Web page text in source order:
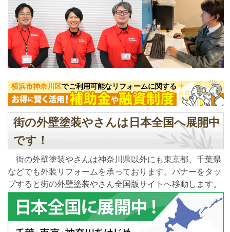
横浜市神奈川区でご利用可能なリフォームに関する
街の外壁塗装やさんは日本全国へ展開中
です！
街の外壁塗装やさんは神奈川県以外にも東京都、千葉県
などでも外装リフォームを承っております。バナーをタッ
プすると街の外壁塗装やさん全国版サイトへ移動します。